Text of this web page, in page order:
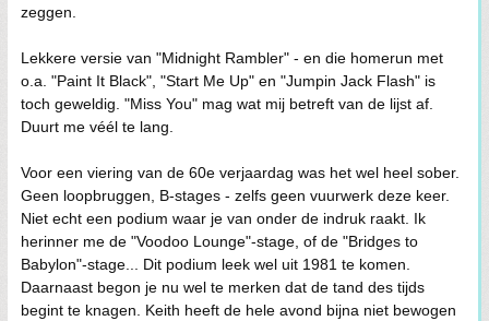
zeggen.
Lekkere versie van "Midnight Rambler" - en die homerun met
o.a. "Paint It Black", "Start Me Up" en "Jumpin Jack Flash" is
toch geweldig. "Miss You" mag wat mij betreft van de lijst af.
Duurt me véél te lang.
Voor een viering van de 60e verjaardag was het wel heel sober.
Geen loopbruggen, B-stages - zelfs geen vuurwerk deze keer.
Niet echt een podium waar je van onder de indruk raakt. Ik
herinner me de "Voodoo Lounge"-stage, of de "Bridges to
Babylon"-stage... Dit podium leek wel uit 1981 te komen.
Daarnaast begon je nu wel te merken dat de tand des tijds
begint te knagen. Keith heeft de hele avond bijna niet bewogen